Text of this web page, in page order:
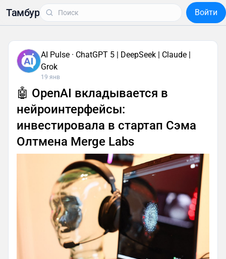
Тамбур Войти
AI Pulse · ChatGPT 5 | DeepSeek | Claude |
Grok
19 янв
🤖 OpenAI вкладывается в
нейроинтерфейсы:
инвестировала в стартап Сэма
Олтмена Merge Labs